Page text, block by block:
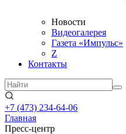
Новости
Видеогалерея
Газета «Импульс»
Z
Контакты
+7 (473) 234-64-06
Главная
Пресс-центр